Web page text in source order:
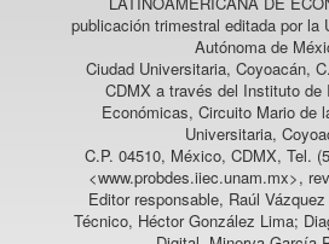
publicación trimestral editada por la
Autónoma de
Ciudad Universitaria, Coyoacán,
CDMX a través del Instituto de
Económicas, Circuito Mario de
Universitaria,
C.P. 04510, México, CDMX, Tel.
<www.probdes.iiec.unam.mx>,
Editor responsable, Raúl
Técnico, Héctor González Lima;